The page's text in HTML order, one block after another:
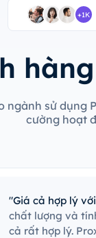
+1K
ngành sử dụng
cường hoạt
"Giá cả hợp lý với
chất lượng và tính
cả rất hợp lý.